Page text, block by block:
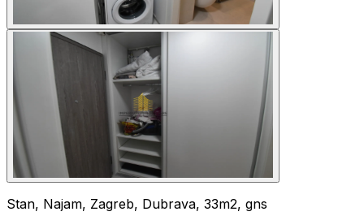
Stan, Najam, Zagreb, Dubrava, 33m2, gns